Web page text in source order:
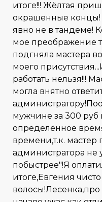
итоге!!! Жёлтая
окрашенные концы!
явно не в тандеме!
мое преображение
подгняла мастера
моего
работать нельзя!!!
могла внятно
мужчине за 300 руб
определённое
времени,т.к.
администратора не
побыстрее"!Я
итоге,Евгения